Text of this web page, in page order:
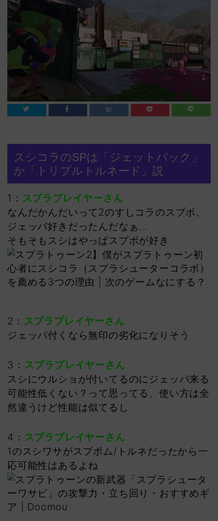
スシコラのSPは「ジェットパック」
か「トリプルトルネード」説
1： スプラプレイヤーさん
なんだかんだいって2のすしコラのスプボ、
ジェッパ好きだったんだなぁ…
そもそもスシはやっぱスプボが好き
2： スプラプレイヤーさん
ジェッパ付くなら無印の劣化になりそう
3： スプラプレイヤーさん
スシにウルショが付いてるのにジェッパ来る
可能性低くない？って思ってる、使い方は全
然違うけど性能は似てるし
4： スプラプレイヤーさん
1のスシワサがスプボム/トルネだったから一
応可能性はあるよね